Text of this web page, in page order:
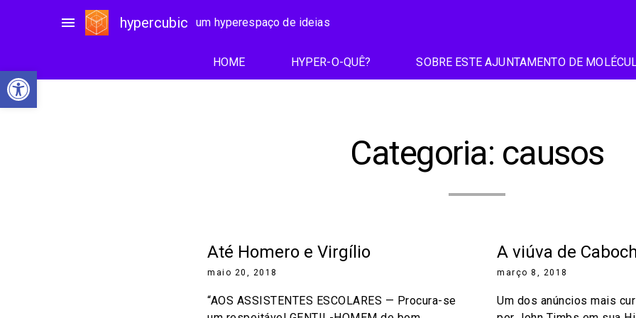
Abrir a barra de ferramentas
menu hypercubic um hyperespaço de ideias
HOME HYPER-O-QUÊ? SOBRE ESTE AJUNTAMENTO DE
Categoria: causos
Até Homero e Virgílio
maio 20, 2018
“AOS ASSISTENTES ESCOLARES — Procura-se
A viúva de
março 8, 2018
Um dos anúncios mais